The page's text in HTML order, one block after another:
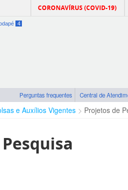
CORONAVÍRUS (COVID-19)
4
Perguntas frequentes Central de
e Auxílios Vigentes Projetos de